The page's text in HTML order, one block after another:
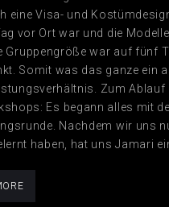
eine Visa- und
vor Ort war und die
Gruppengröße war auf fünf
Somit was das ganze ein
Zum Ablauf
Es begann alles mit
Nachdem wir uns
haben, hat uns Jamari